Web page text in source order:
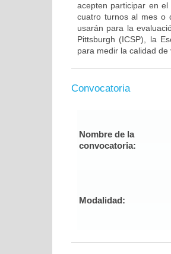
acepten participar en
cuatro turnos al mes o
usarán para la
Pittsburgh (ICSP), la
para medir la calidad
Convocatoria
Nombre de la
convocatoria:
Modalidad: